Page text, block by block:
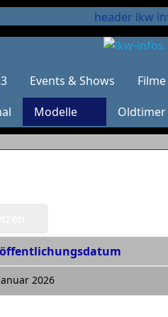
Events & Shows
Modelle Oldtimer
2026